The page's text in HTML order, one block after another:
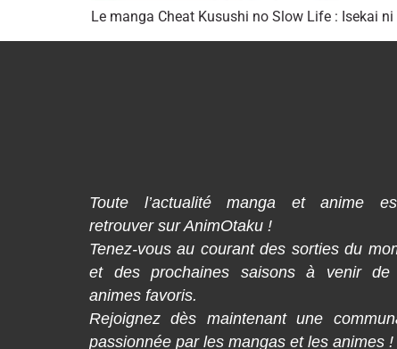
Le manga Cheat Kusushi no Slow Life : Isekai
Toute l’actualité manga et anime
retrouver sur AnimOtaku !
Tenez-vous au courant des sorties du
et des prochaines saisons à venir de
animes favoris.
Rejoignez dès maintenant une
passionnée par les mangas et les animes !